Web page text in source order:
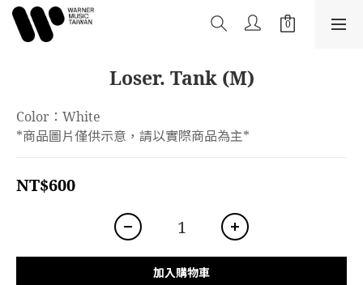
Loser. Tank (M)
Color：White
*商品圖片僅供示意，請以實際商品為主*
NT$600
加入購物車